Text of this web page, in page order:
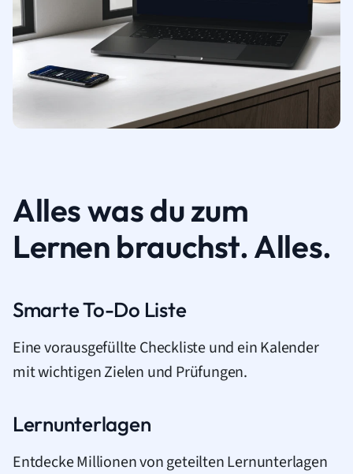
Alles was du zum
Lernen brauchst. Alles.
Smarte To-Do Liste
Eine vorausgefüllte Checkliste und ein Kalender
mit wichtigen Zielen und Prüfungen.
Lernunterlagen
Entdecke Millionen von geteilten Lernunterlagen